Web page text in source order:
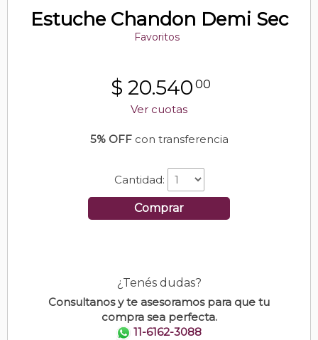
Estuche Chandon Demi Sec
Favoritos
$ 20.540 00
Ver cuotas
5% OFFcon transferencia
Cantidad:
Comprar
¿Tenés dudas?
Consultanos y te asesoramos para que tu
compra sea perfecta.
11-6162-3088